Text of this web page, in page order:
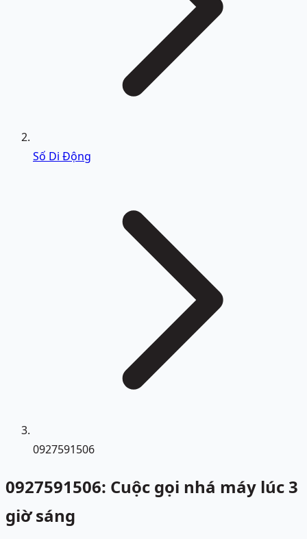
Số Di Động
0927591506
0927591506: Cuộc gọi nhá máy lúc 3
giờ sáng